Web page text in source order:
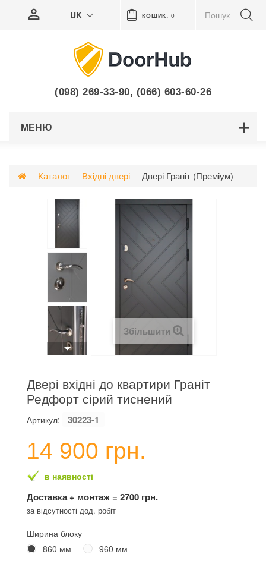
КОШИК: 0
UK
(098) 269-33-90, (066) 603-60-26
МЕНЮ
Каталог Вхідні двері Двері Граніт (Преміум)
Збільшити
Двері вхідні до квартири Граніт
Редфорт сірий тиснений
Артикул: 30223-1
14 900 грн.
в наявності
Доставка + монтаж = 2700 грн.
за відсутності дод. робіт
Ширина блоку
860 мм
960 мм